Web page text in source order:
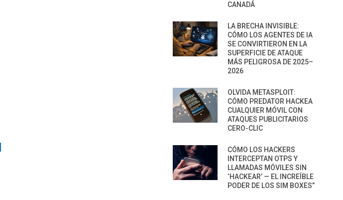
CANADÁ
LA BRECHA INVISIBLE:
CÓMO LOS AGENTES DE IA
SE CONVIRTIERON EN LA
SUPERFICIE DE ATAQUE
MÁS PELIGROSA DE 2025–
2026
OLVIDA METASPLOIT:
CÓMO PREDATOR HACKEA
CUALQUIER MÓVIL CON
ATAQUES PUBLICITARIOS
CERO-CLIC
CÓMO LOS HACKERS
INTERCEPTAN OTPS Y
LLAMADAS MÓVILES SIN
‘HACKEAR’ — EL INCREÍBLE
PODER DE LOS SIM BOXES”